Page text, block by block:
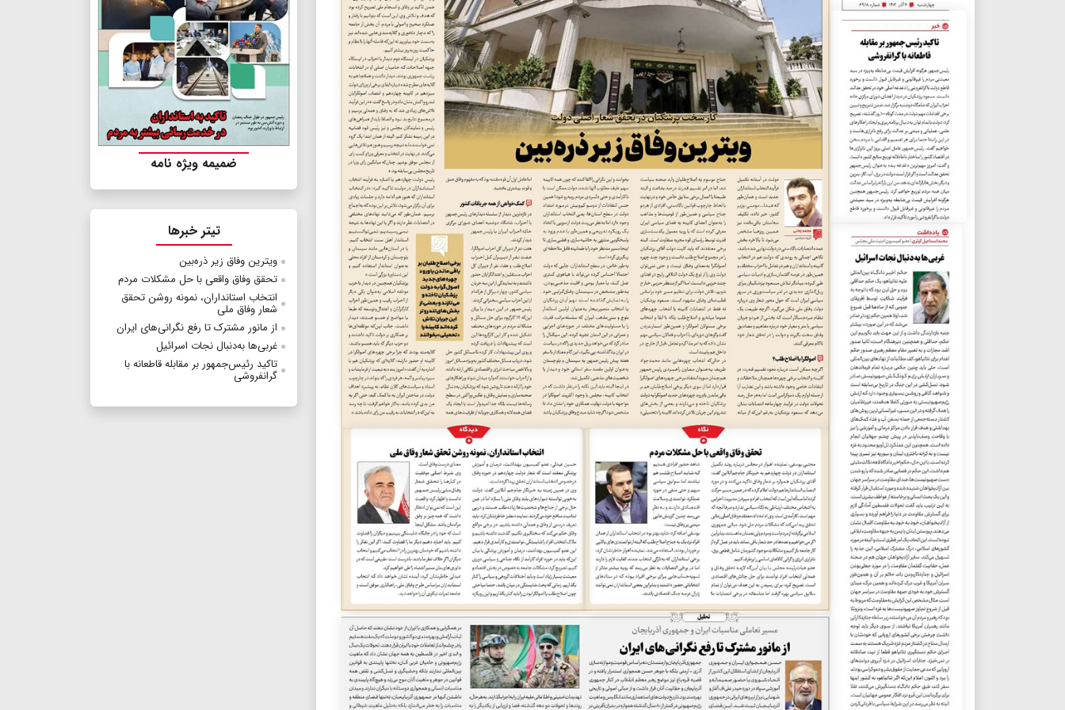
ضمیمه ویژه نامه
تیتر خبرها
ویترین وفاق زیر ذره‌بین
تحقق وفاق واقعی با حل مشکلات مردم
انتخاب استانداران، نمونه روشن تحقق
شعار وفاق ملی
از مانور مشترک تا رفع نگرانی‌های ایران
غربی‌ها به‌دنبال نجات اسرائیل
تاکید رئیس‌جمهور بر مقابله قاطعانه با
گرانفروشی